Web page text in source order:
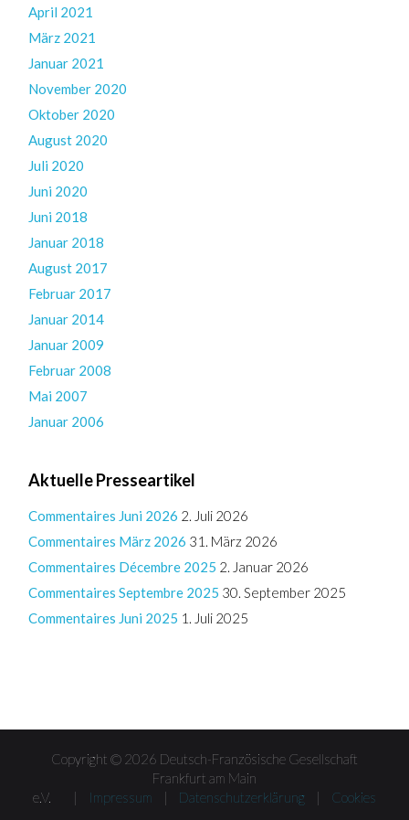
April 2021
März 2021
Januar 2021
November 2020
Oktober 2020
August 2020
Juli 2020
Juni 2020
Juni 2018
Januar 2018
August 2017
Februar 2017
Januar 2014
Januar 2009
Februar 2008
Mai 2007
Januar 2006
Aktuelle Presseartikel
Commentaires Juni 2026 2. Juli 2026
Commentaires März 2026 31. März 2026
Commentaires Décembre 2025 2. Januar 2026
Commentaires Septembre 2025 30. September 2025
Commentaires Juni 2025 1. Juli 2025
Copyright © 2026 Deutsch-Französische Gesellschaft
Frankfurt am Main
e.V. |
Impressum | Datenschutzerklärung | Cookies